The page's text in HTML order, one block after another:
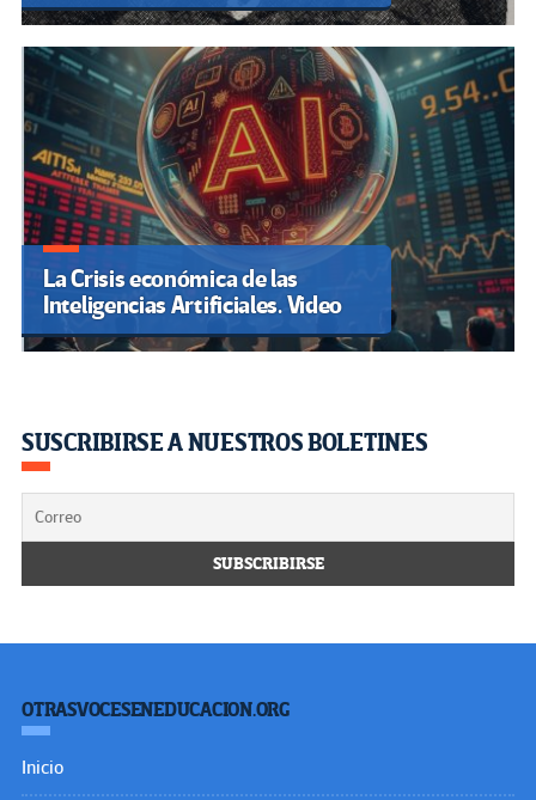
La Crisis económica de las
Inteligencias Artificiales. Video
SUSCRIBIRSE A NUESTROS BOLETINES
OTRASVOCESENEDUCACION.ORG
Inicio